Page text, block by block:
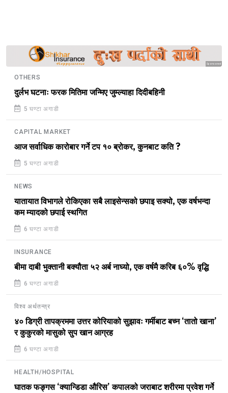
Sponsored
OTHERS
दुर्लभ घटनाः फरक मितिमा जन्मिए जुम्ल्याहा दिदीबहिनी
5 घण्टा अगाडी
CAPITAL MARKET
आज सर्वाधिक कारोबार गर्ने टप १० ब्रोकर, कुनबाट कति ?
5 घण्टा अगाडी
NEWS
यातायात विभागले रोकिएका सबै लाइसेन्सको छपाइ सक्यो, एक वर्षभन्दा
कम म्यादको छपाई स्थगित
6 घण्टा अगाडी
INSURANCE
बीमा दाबी भुक्तानी बक्यौता ५२ अर्ब नाघ्यो, एक वर्षमै करिब ६०% वृद्धि
6 घण्टा अगाडी
विश्व अर्थतन्त्र
४० डिग्री तापक्रममा उत्तर कोरियाको सुझावः गर्मीबाट बच्न ‘तातो खाना’
र कुकुरको मासुको सुप खान आग्रह
6 घण्टा अगाडी
HEALTH/HOSPITAL
घातक फङ्गस ‘क्यान्डिडा औरिस’ कपालको जराबाट शरीरमा प्रवेश गर्ने